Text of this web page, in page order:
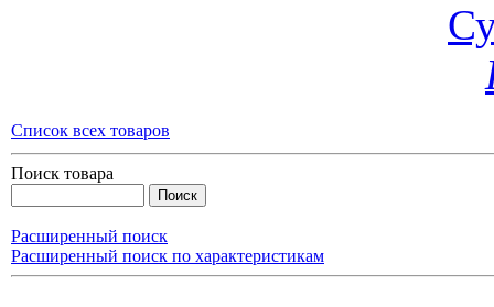
Список всех товаров
Поиск товара
Расширенный поиск
Расширенный поиск по характеристикам